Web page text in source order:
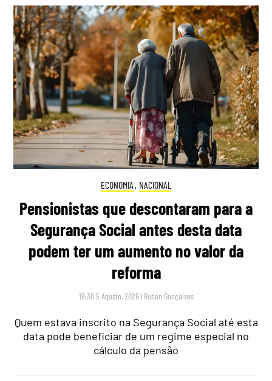
ECONOMIA , NACIONAL
Pensionistas que descontaram para a
Segurança Social antes desta data
podem ter um aumento no valor da
reforma
18:30 5 Agosto, 2026 | Rubén Gonçalves
Quem estava inscrito na Segurança Social até esta
data pode beneficiar de um regime especial no
cálculo da pensão